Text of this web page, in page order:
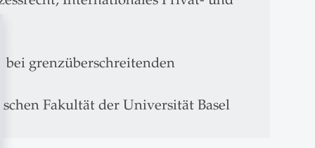
bei grenzüberschreitenden
Fakultät der Universität Basel